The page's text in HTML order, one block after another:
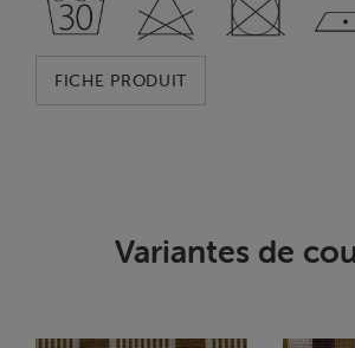
FICHE PRODUIT
Variantes de